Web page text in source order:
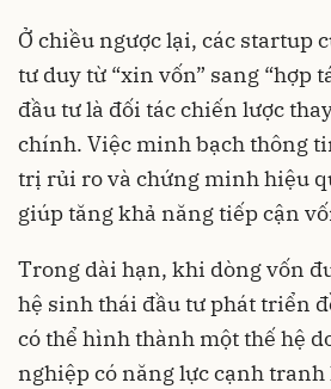
Ở chiều ngược lại, các startup
tư duy từ “xin vốn” sang “hợp
đầu tư là đối tác chiến lược
chính. Việc minh bạch thông
trị rủi ro và chứng minh hiệu
giúp tăng khả năng tiếp cận
Trong dài hạn, khi dòng vốn
hệ sinh thái đầu tư phát triển
có thể hình thành một thế hệ
nghiệp có năng lực cạnh